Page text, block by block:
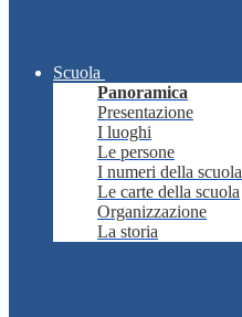
Scuola
Panoramica
Presentazione
I luoghi
Le persone
I numeri della scuola
Le carte della scuola
Organizzazione
La storia